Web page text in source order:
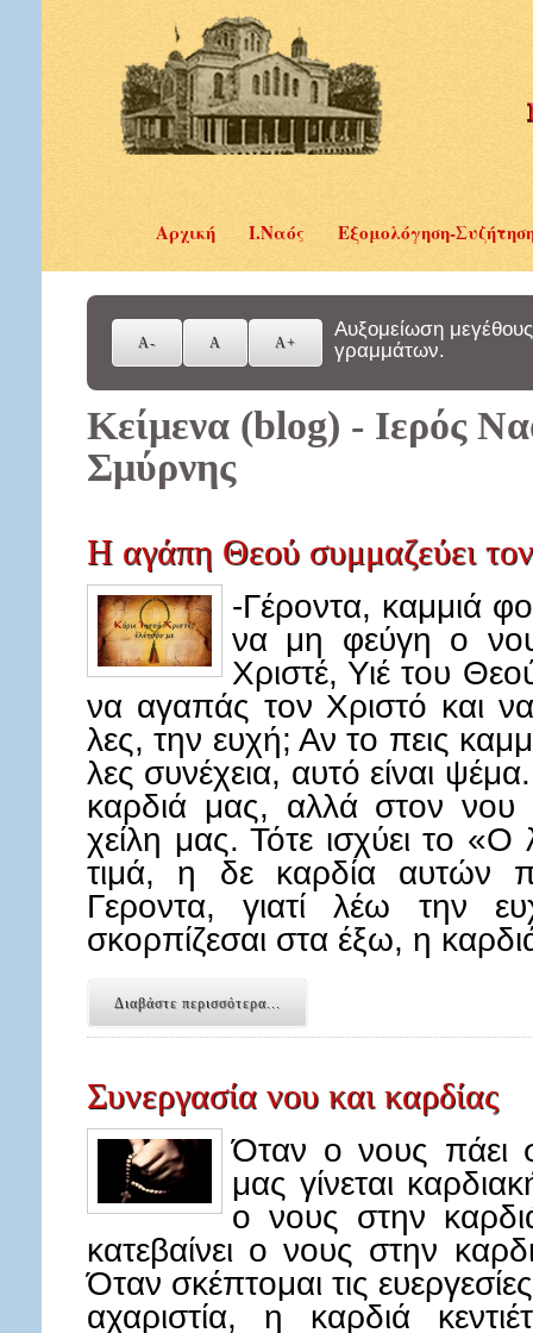
Αρχική Ι.Ναός Εξομολόγηση-
Αυξομείωση μεγέθους
γραμμάτων.
Κείμενα (blog) - Ιερός
Σμύρνης
Η αγάπη Θεού συμμαζεύει
-Γέροντα, καμμιά
να μη φεύγη ο
Χριστέ, Υιέ του
να αγαπάς τον Χριστό και
λες, την ευχή; Αν το πεις
λες συνέχεια, αυτό είναι
καρδιά μας, αλλά στον
χείλη μας. Τότε ισχύει το «Ο
τιμά, η δε καρδία αυτών
Γεροντα, γιατί λέω την
σκορπίζεσαι στα έξω, η
Διαβάστε περισσότερα...
Συνεργασία νου και καρδίας
Όταν ο νους πάει
μας γίνεται
ο νους στην
κατεβαίνει ο νους στην
Όταν σκέπτομαι τις
αχαριστία, η καρδιά